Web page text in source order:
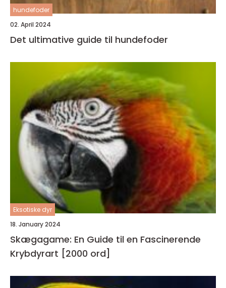
hundefoder
02. April 2024
Det ultimative guide til hundefoder
Eksotiske dyr
18. January 2024
Skægagame: En Guide til en Fascinerende
Krybdyrart [2000 ord]